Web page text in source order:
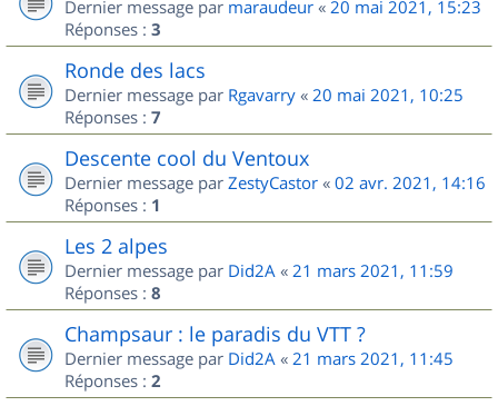
Dernier message par maraudeur « 20 mai 2021, 15:23
Réponses : 3
Ronde des lacs
Dernier message par Rgavarry « 20 mai 2021, 10:25
Réponses : 7
Descente cool du Ventoux
Dernier message par ZestyCastor « 02 avr. 2021, 14:16
Réponses : 1
Les 2 alpes
Dernier message par Did2A « 21 mars 2021, 11:59
Réponses : 8
Champsaur : le paradis du VTT ?
Dernier message par Did2A « 21 mars 2021, 11:45
Réponses : 2